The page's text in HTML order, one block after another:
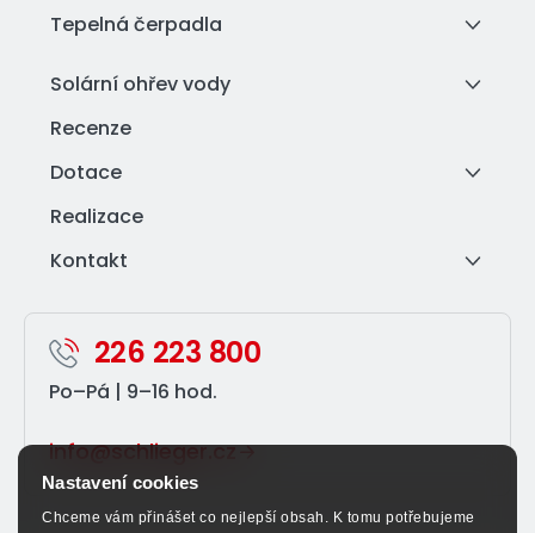
Nastavení cookies
Chceme vám přinášet co nejlepší obsah. K tomu potřebujeme
Tepelná čerpadla
Solární ohřev vody
Recenze
Dotace
Realizace
Kontakt
226 223 800
Po–⁠Pá | 9–⁠16 hod.
info@schlieger.cz